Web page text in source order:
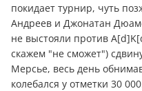
покидает турнир, чуть
Андреев и Джонатан
не выстояли против
скажем "не сможет")
Мерсье, весь день
колебался у отметки 30